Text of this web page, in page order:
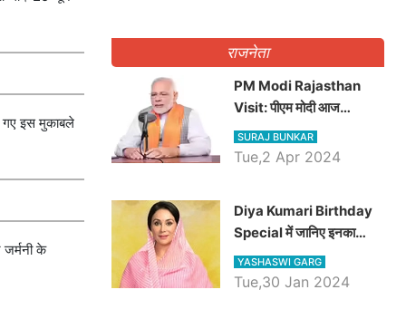
गए इस मुकाबले
के
राजनेता
PM Modi Rajasthan
Visit: पीएम मोदी आज
राजस्थान में कोटपूतली में करेंगे
विशाल रैली, एक सभा से 8 सीटों
SURAJ BUNKAR
Tue,2 Apr 2024
Diya Kumari Birthday
Special में जानिए इनका
राजकुमारी से राजस्थान की
डिप्टी सीएम बनने तक का सफर,
YASHASWI GARG
Tue,30 Jan 2024